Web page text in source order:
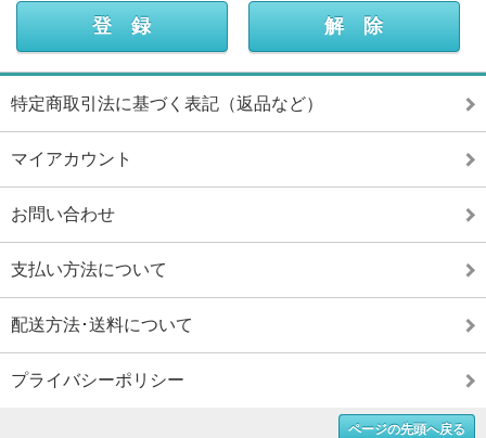
特定商取引法に基づく表記（返品など）
マイアカウント
お問い合わせ
支払い方法について
配送方法･送料について
プライバシーポリシー
ページの先頭へ戻る